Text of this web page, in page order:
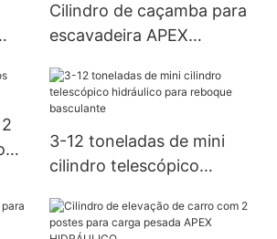
Cilindro de caçamba para
escavadeira APEX
3-12 toneladas de mini
cilindro telescópico
basculante